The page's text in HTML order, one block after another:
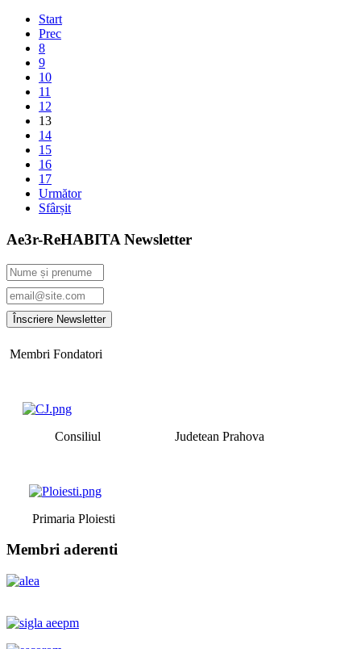
Start
Prec
8
9
10
11
12
13
14
15
16
17
Următor
Sfârșit
Ae3r-ReHABITA Newsletter
Membri Fondatori
Consiliul Judetean Prahova
Primaria Ploiesti
Membri aderenti